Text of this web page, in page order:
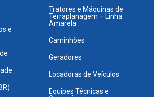
e
Tratores e Máquinas de
Terraplanagem – Linha
Amarela
Caminhões
Geradores
Locadoras de Veículos
Equipes Técnicas e